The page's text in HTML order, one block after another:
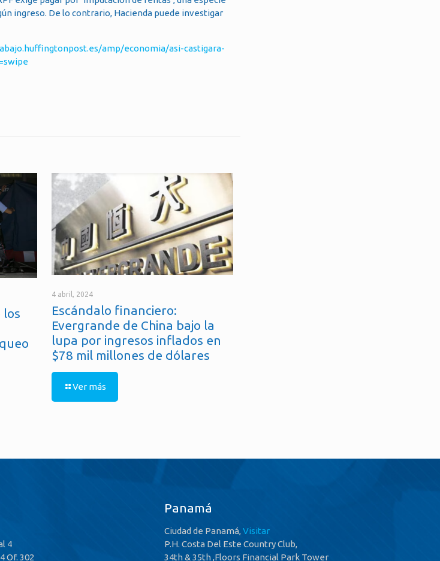
ingreso. De lo contrario, Hacienda puede investigar
amp/economia/asi-castigara-
los
4 abril, 2024
Escándalo financiero:
Evergrande de China bajo la
lupa por ingresos inflados en
$78 mil millones de dólares
Ver más
4
Of. 302
Panamá
Ciudad de Panamá,Visitar
P.H. Costa Del Este Country Club,
34th & 35th ,Floors Financial Park Tower